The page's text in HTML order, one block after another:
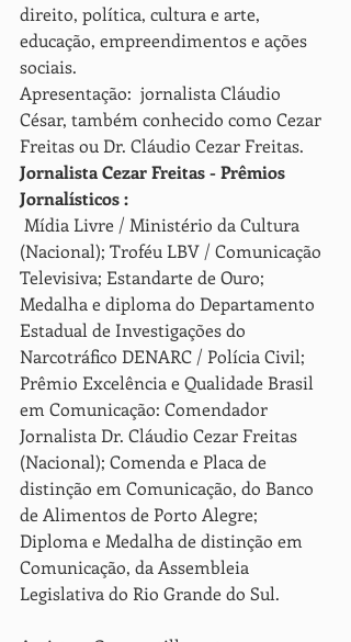
direito, política, cultura e arte,
educação, empreendimentos e ações
sociais.
Apresentação:  jornalista Cláudio
César, também conhecido como Cezar
Freitas ou Dr. Cláudio Cezar Freitas.
Jornalista Cezar Freitas - Prêmios
Jornalísticos :
(Nacional); Troféu LBV / Comunicação
Televisiva; Estandarte de Ouro;
Medalha e diploma do Departamento
Estadual de Investigações do
Narcotráfico DENARC / Polícia Civil;
Prêmio Excelência e Qualidade Brasil
em Comunicação: Comendador
Jornalista Dr. Cláudio Cezar Freitas
(Nacional); Comenda e Placa de
distinção em Comunicação, do Banco
de Alimentos de Porto Alegre;
Diploma e Medalha de distinção em
Comunicação, da Assembleia
Legislativa do Rio Grande do Sul.